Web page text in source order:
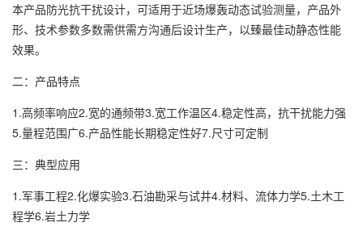
本产品防光抗干扰设计，可适用于近场爆轰动态试验测量，产品外
形、技术参数多数需供需方沟通后设计生产，以臻最佳动静态性能
效果。
二：产品特点
1.高频率响应2.宽的通频带3.宽工作温区4.稳定性高，抗干扰能力强
5.量程范围广6.产品性能长期稳定性好7.尺寸可定制
三：典型应用
1.军事工程2.化爆实验3.石油勘采与试井4.材料、流体力学5.土木工
程学6.岩土力学